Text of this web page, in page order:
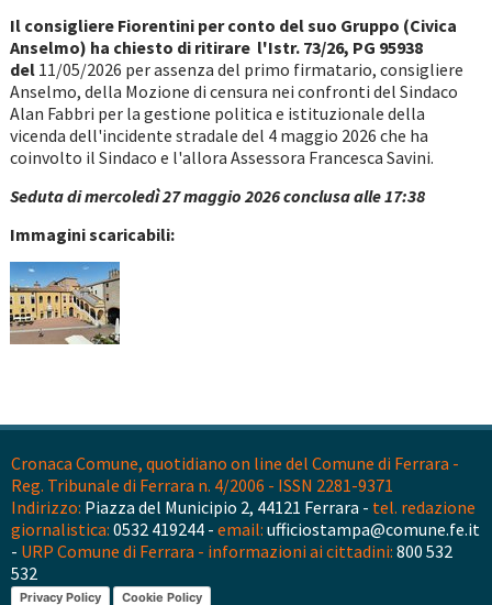
Il consigliere Fiorentini per conto del suo Gruppo (Civica
Anselmo) ha chiesto di ritirare l'Istr. 73/26, PG 95938
del11/05/2026 per assenza del primo firmatario, consigliere
Anselmo, della Mozione di censura nei confronti del Sindaco
Alan Fabbri per la gestione politica e istituzionale della
vicenda dell'incidente stradale del 4 maggio 2026 che ha
coinvolto il Sindaco e l'allora Assessora Francesca Savini.
Seduta di mercoledì 27 maggio 2026 conclusa alle 17:38
Immagini scaricabili:
Cronaca Comune, quotidiano on line del Comune di Ferrara -
Reg. Tribunale di Ferrara n. 4/2006 - ISSN 2281-9371
Indirizzo: Piazza del Municipio 2, 44121 Ferrara - tel. redazione
giornalistica: 0532 419244 - email: ufficiostampa@comune.fe.it
- URP Comune di Ferrara - informazioni ai cittadini: 800 532
532
Privacy Policy Cookie Policy